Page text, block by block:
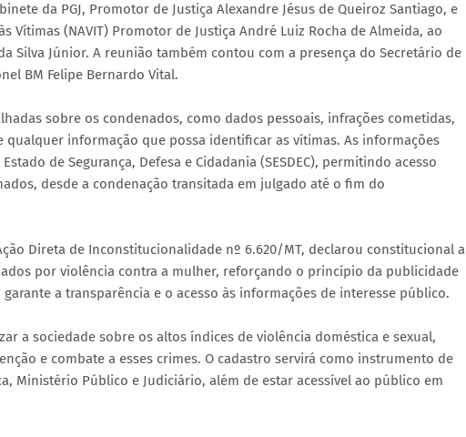
da PGJ, Promotor de Justiça Alexandre Jésus de Queiroz Santiago, e
Vítimas (NAVIT) Promotor de Justiça André Luiz Rocha de Almeida, ao
Silva Júnior. A reunião também contou com a presença do Secretário de
BM Felipe Bernardo Vital.
sobre os condenados, como dados pessoais, infrações cometidas,
qualquer informação que possa identificar as vítimas. As informações
de Segurança, Defesa e Cidadania (SESDEC), permitindo acesso
desde a condenação transitada em julgado até o fim do
Direta de Inconstitucionalidade nº 6.620/MT, declarou constitucional a
por violência contra a mulher, reforçando o princípio da publicidade
a transparência e o acesso às informações de interesse público.
a sociedade sobre os altos índices de violência doméstica e sexual,
e combate a esses crimes. O cadastro servirá como instrumento de
Ministério Público e Judiciário, além de estar acessível ao público em